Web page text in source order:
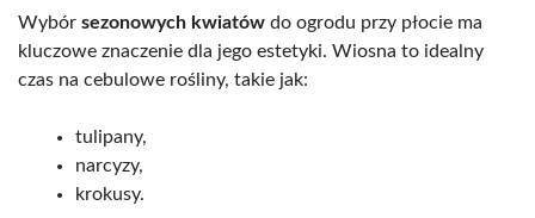
Wybór sezonowych kwiatów do ogrodu przy płocie ma
kluczowe znaczenie dla jego estetyki. Wiosna to idealny
czas na cebulowe rośliny, takie jak:
tulipany,
narcyzy,
krokusy.